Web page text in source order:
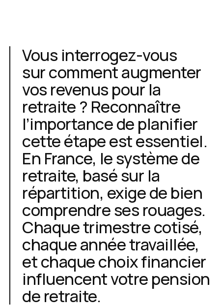
Vous interrogez-vous
sur comment augmenter
vos revenus pour la
retraite ? Reconnaître
l’importance de planifier
cette étape est essentiel.
En France, le système de
retraite, basé sur la
répartition, exige de bien
comprendre ses rouages.
Chaque trimestre cotisé,
chaque année travaillée,
et chaque choix financier
influencent votre pension
de retraite.